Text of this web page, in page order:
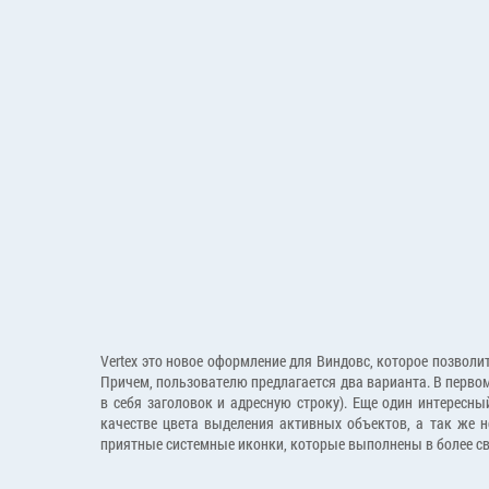
Vertex это новое оформление для Виндовс, которое
Причем, пользователю предлагается два варианта. В
в себя заголовок и адресную строку). Еще один
качестве цвета выделения активных объектов, а так же
приятные системные иконки, которые выполнены в более